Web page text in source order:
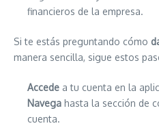
financieros de la empresa.
Si te estás preguntando cómo
manera sencilla, sigue estos
Accede a tu cuenta en la
Navega hasta la sección de
cuenta.